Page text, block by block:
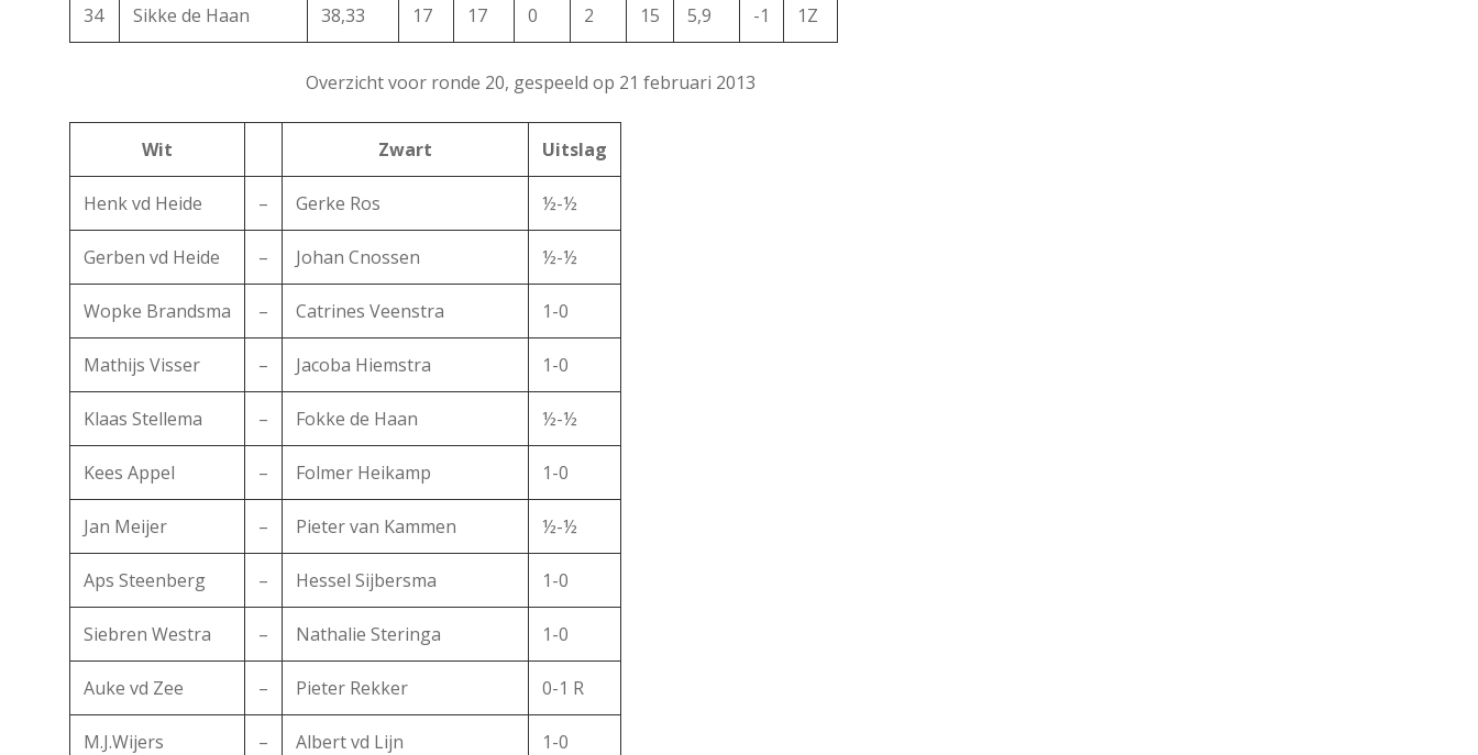
34 Sikke de Haan 38,33 17 17 0 2 15 5,9 -1 1Z
Overzicht voor ronde 20, gespeeld op 21 februari 2013
Wit Zwart Uitslag
Henk vd Heide – Gerke Ros ½-½
Gerben vd Heide – Johan Cnossen ½-½
Wopke Brandsma – Catrines Veenstra 1-0
Mathijs Visser – Jacoba Hiemstra 1-0
Klaas Stellema – Fokke de Haan ½-½
Kees Appel – Folmer Heikamp 1-0
Jan Meijer – Pieter van Kammen ½-½
Aps Steenberg – Hessel Sijbersma 1-0
Siebren Westra – Nathalie Steringa 1-0
Auke vd Zee – Pieter Rekker 0-1 R
M.J.Wijers – Albert vd Lijn 1-0